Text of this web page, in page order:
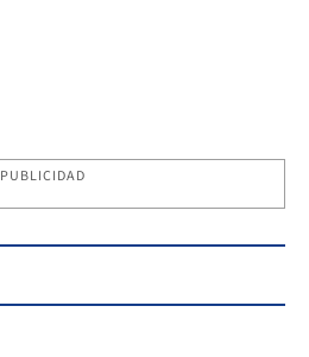
PUBLICIDAD